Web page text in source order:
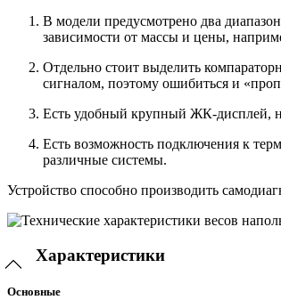
В модели предусмотрено два
зависимости от массы и цены,
Отдельно стоит выделить
сигналом, поэтому ошибиться и
Есть удобный крупный ЖК-дисплей,
Есть возможность подключения к
различные системы.
Устройство способно производить
Характеристики
Основные